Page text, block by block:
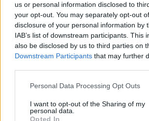
us or personal information disclosed to
your opt-out. You may separately opt-out
disclosure of your personal information by
IAB’s list of downstream participants. This
also be disclosed by us to third parties on
Downstream Participants that may further
Personal Data Processing Opt Outs
I want to opt-out of the Sharing of my
personal data.
Opted In
ΣΥΜΒΑΤΙΚΕΣ ΠΗΓΕΣ
Υποχωρεί η τιμή του
δηλώσεις του Τραμπ περί